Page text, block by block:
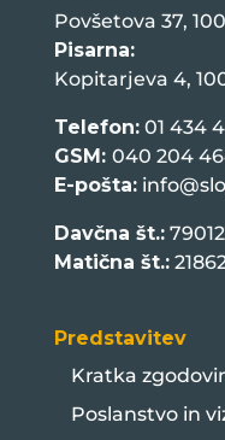
Povšetova 37,
Pisarna:
Kopitarjeva 4,
Telefon:01 434
GSM: 040 204
E-pošta:
Davčna št.:
Matična št.:
Predstavitev
Kratka
Poslanstvo in